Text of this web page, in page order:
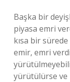
Başka bir
piyasa emri
kısa bir
emir, emri
yürütülürse